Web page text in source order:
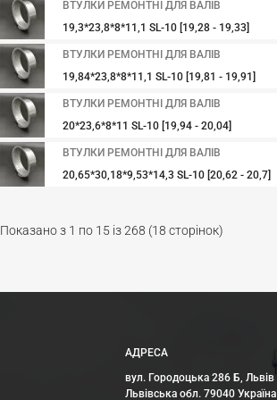
ВТУЛКИ РЕМОНТНІ ДЛЯ ВАЛІВ
19,3*23,8*8*11,1 SL-10 [19,28 - 19,33]
ВТУЛКИ РЕМОНТНІ ДЛЯ ВАЛІВ
19,84*23,8*8*11,1 SL-10 [19,81 - 19,91]
ВТУЛКИ РЕМОНТНІ ДЛЯ ВАЛІВ
20*23,6*8*11 SL-10 [19,94 - 20,04]
ВТУЛКИ РЕМОНТНІ ДЛЯ ВАЛІВ
20,65*30,18*9,53*14,3 SL-10 [20,62 - 20,7]
Показано з 1 по 15 із 268 (18 сторінок)
АДРЕСА
вул. Городоцька 286 Б, Львів
Львівська обл. 79040 Україна